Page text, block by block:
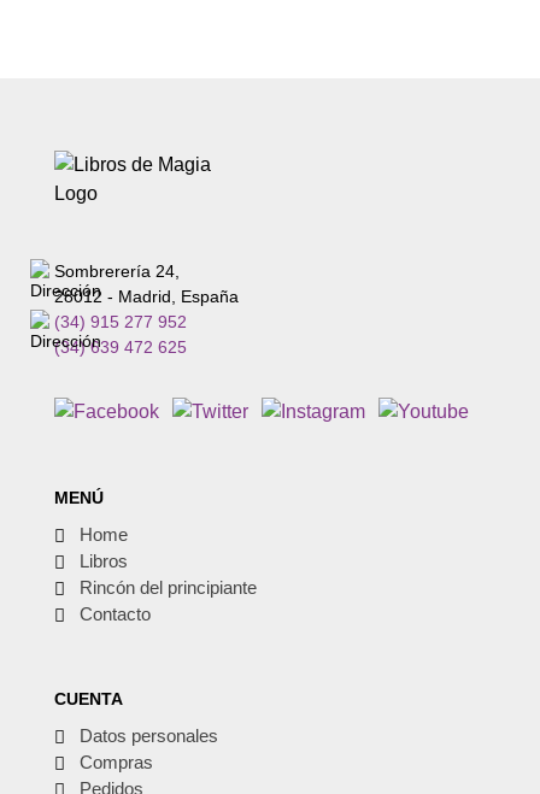
Sombrerería 24,
28012 - Madrid, España
(34) 915 277 952
(34) 639 472 625
MENÚ
Home
Libros
Rincón del principiante
Contacto
CUENTA
Datos personales
Compras
Pedidos